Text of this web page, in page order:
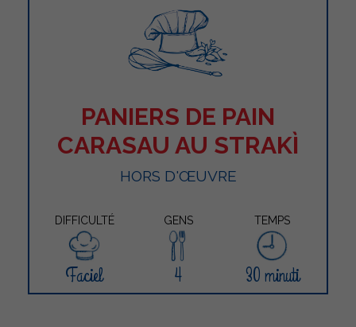
PANIERS DE PAIN
CARASAU AU STRAKÌ
HORS D'ŒUVRE
DIFFICULTÉ GENS TEMPS
Faciel 4 30 minuti